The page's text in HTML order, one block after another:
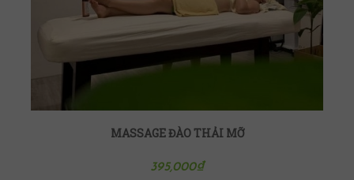
MASSAGE ĐÀO THẢI MỠ
395,000₫